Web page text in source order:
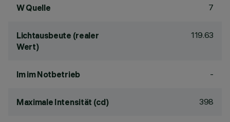
W Quelle 7
Lichtausbeute (realer
Wert)
119.63
lm im Notbetrieb -
Maximale Intensität (cd) 398